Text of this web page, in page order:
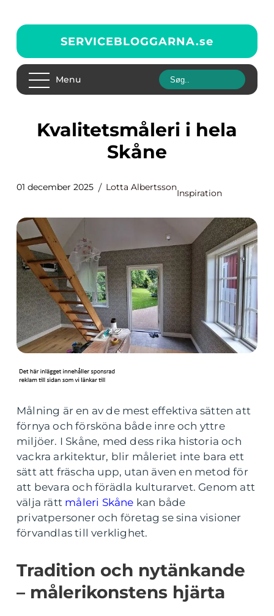
SERVICEBLOGGARNA.se
Menu
Kvalitetsmåleri i hela
Skåne
01 december 2025 Lotta Albertsson
Inspiration
Målning är en av de mest effektiva sätten att
förnya och försköna både inre och yttre
miljöer. I Skåne, med dess rika historia och
vackra arkitektur, blir måleriet inte bara ett
sätt att fräscha upp, utan även en metod för
att bevara och förädla kulturarvet. Genom att
välja rätt måleri Skåne kan både
privatpersoner och företag se sina visioner
förvandlas till verklighet.
Tradition och nytänkande
– målerikonstens hjärta